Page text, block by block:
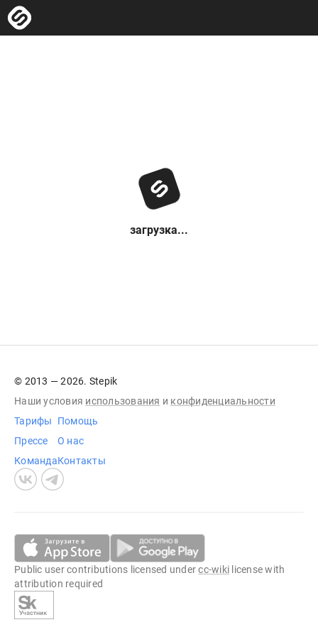
загрузка...
© 2013 — 2026. Stepik
Наши условия использования и конфиденциальности
Тарифы
Прессе
Команда
Помощь
О нас
Контакты
Public user contributions licensed undercc-wiki license with
attribution required